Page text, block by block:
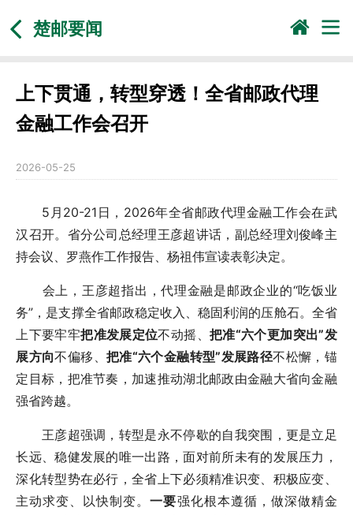
楚邮要闻
上下贯通，转型穿透！全省邮政代理
金融工作会召开
2026-05-25
5月20-21日，2026年全省邮政代理金融工作会在武
汉召开。省分公司总经理王彦超讲话，副总经理刘俊峰主
持会议、罗燕作工作报告、杨祖伟宣读表彰决定。
会上，王彦超指出，代理金融是邮政企业的“吃饭业
务”，是支撑全省邮政稳定收入、稳固利润的压舱石。全省
上下要牢牢把准发展定位不动摇、 把准“六个更加突出”发
展方向不偏移、 把准“六个金融转型”发展路径不松懈，锚
定目标，把准节奏，加速推动湖北邮政由金融大省向金融
强省跨越。
王彦超强调，转型是永不停歇的自我突围，更是立足
长远、稳健发展的唯一出路，面对前所未有的发展压力，
深化转型势在必行，全省上下必须精准识变、积极应变、
主动求变、以快制变。一要强化根本遵循，做深做精金